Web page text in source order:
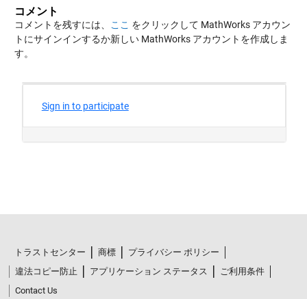
コメント
コメントを残すには、 ここ をクリックして MathWorks アカウン
トにサインインするか新しい MathWorks アカウントを作成しま
す。
トラストセンター 商標
プライバシー ポリシー
違法コピー防止
アプリケーション ステータス
ご利用条件
Contact Us